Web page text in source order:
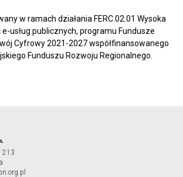
w ramach działania FERC.02.01 Wysoka
usług publicznych, programu Fundusze
Cyfrowy 2021-2027 współfinansowanego
Funduszu Rozwoju Regionalnego.
godziny
213